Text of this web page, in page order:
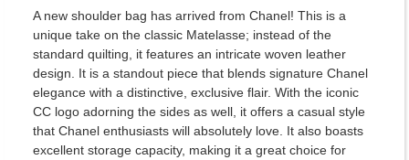
A new shoulder bag has arrived from Chanel! This is a
unique take on the classic Matelasse; instead of the
standard quilting, it features an intricate woven leather
design. It is a standout piece that blends signature Chanel
elegance with a distinctive, exclusive flair. With the iconic
CC logo adorning the sides as well, it offers a casual style
that Chanel enthusiasts will absolutely love. It also boasts
excellent storage capacity, making it a great choice for